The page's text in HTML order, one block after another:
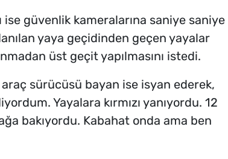
ise güvenlik kameralarına saniye saniye
yaya geçidinden geçen yayalar
üst geçit yapılmasını istedi.
sürücüsü bayan ise isyan ederek,
Yayalara kırmızı yanıyordu. 12
bakıyordu. Kabahat onda ama ben